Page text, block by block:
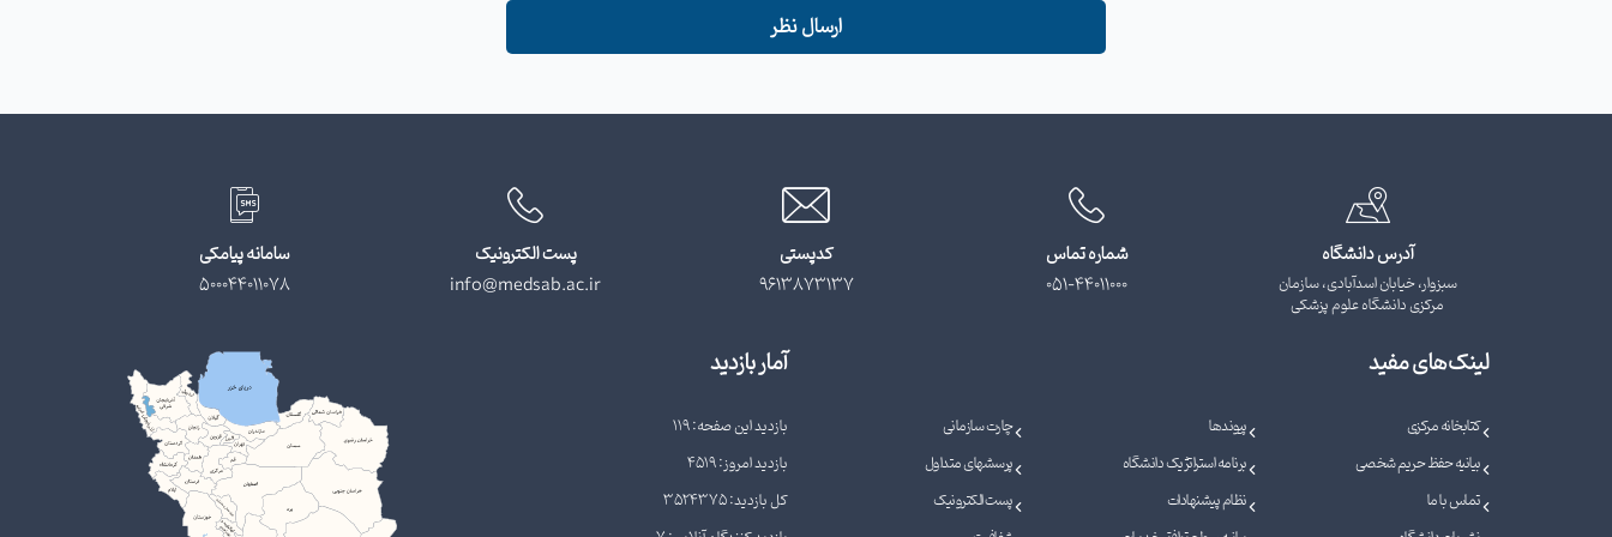
ارسال نظر
آدرس دانشگاه
سبزوار، خیابان اسدآبادی، سازمان
مرکزی دانشگاه علوم پزشکی
شماره تماس
051-44011000
کدپستی
9613873137
پست الکترونیک
info@medsab.ac.ir
سامانه پیامکی
500044011078
لینک‌های مفید
کتابخانه مرکزی پیوندها
چارت سازمانی
بیانیه حفظ حریم شخصی
برنامه استراتژیک دانشگاه
پرسشهای متداول
تماس با ما
نظام پیشنهادات
پست الکترونیک
آمار بازدید
بازدید این صفحه: 119
بازدید امروز: 4519
کل بازدید: 3524375